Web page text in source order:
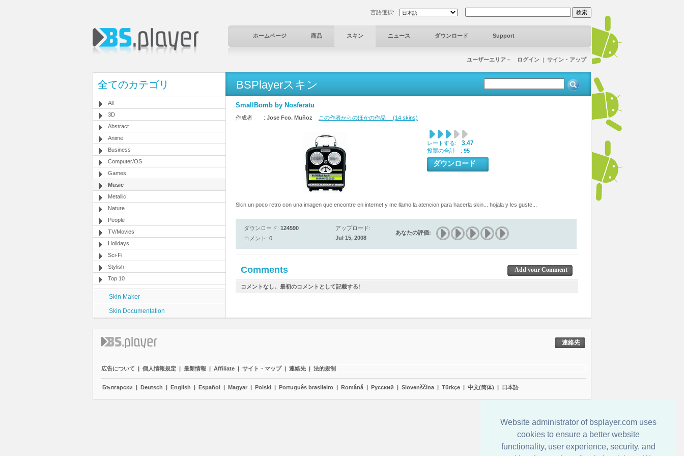
Website administrator of bsplayer.com uses
cookies to ensure a better website
functionality, user experience, security, and
言語選択:
ホームページ 商品 スキン ニュース ダウンロード Support
ユーザーエリア－ ログイン | サイン・アップ
全てのカテゴリ
All
3D
Abstract
Anime
Business
Computer/OS
Games
Music
Metallic
Nature
People
TV/Movies
Holidays
Sci-Fi
Stylish
Top 10
Skin Maker
Skin Documentation
BSPlayerスキン
SmallBomb by Nosferatu
作成者 : Jose Fco. Muñoz この作者からのほかの作品 (14 skins)
レートする: 3.47
投票の合計 : 95
ダウンロード
Skin un poco retro con una imagen que encontre en internet y me llamo la atencion para hacerla skin... hojala y les guste...
ダウンロード: 124590
コメント: 0
アップロード:
Jul 15, 2008
あなたの評価:
Comments Add your Comment
コメントなし。最初のコメントとして記載する!
連絡先
広告について | 個人情報規定 | 最新情報 | Affiliate | サイト・マップ | 連絡先 | 法的規制
Български | Deutsch | English | Español | Magyar | Polski | Português brasileiro | Română | Pyccĸий | Slovenščina | Türkçe | 中文(简体) | 日本語